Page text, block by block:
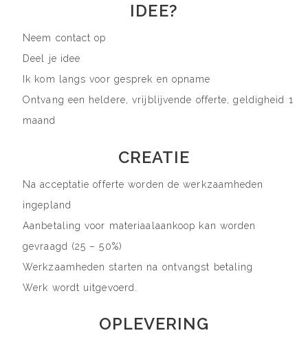
IDEE?
Neem contact op
Deel je idee
Ik kom langs voor gesprek en opname
Ontvang een heldere, vrijblijvende offerte, geldigheid 1
maand
CREATIE
Na acceptatie offerte worden de werkzaamheden
ingepland
Aanbetaling voor materiaalaankoop kan worden
gevraagd (25 – 50%)
Werkzaamheden starten na ontvangst betaling
Werk wordt uitgevoerd.
OPLEVERING